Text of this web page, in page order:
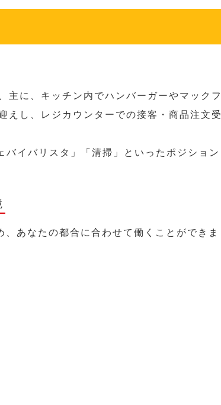
主に、キッチン内でハンバーガーやマックフ
えし、レジカウンターでの接客・商品注文受
イバリスタ」「清掃」といったポジション
あなたの都合に合わせて働くことができま